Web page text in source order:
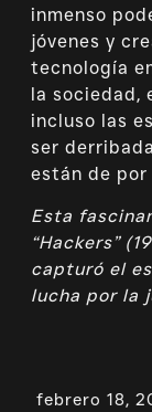
inmenso
jóvenes y
tecnología
la sociedad,
incluso las
ser
están de por
Esta
“Hackers”
capturó el
lucha por la
febrero 18,